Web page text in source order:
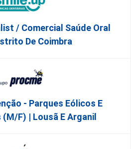
/ Comercial Saúde Oral
De Coimbra
- Parques Eólicos E
f) | Lousã E Arganil